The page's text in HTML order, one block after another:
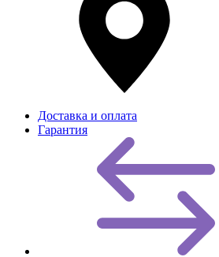
Доставка и оплата
Гарантия